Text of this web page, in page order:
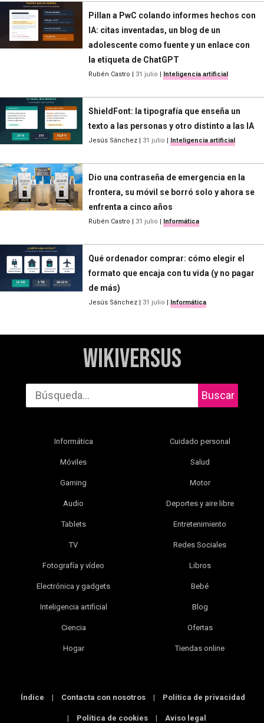
Pillan a PwC colando informes hechos con
IA: citas inventadas, un blog de un
adolescente como fuente y un enlace con
la etiqueta de ChatGPT
Rubén Castro 31 julio Inteligencia artificial
ShieldFont: la tipografía que enseña un
texto a las personas y otro distinto a las IA
Jesús Sánchez 31 julio Inteligencia artificial
Dio una contraseña de emergencia en la
frontera, su móvil se borró solo y ahora se
enfrenta a cinco años
Rubén Castro 31 julio Informática
Qué ordenador comprar: cómo elegir el
formato que encaja con tu vida (y no pagar
de más)
Jesús Sánchez 31 julio Informática
WikiVersus
Buscar
Informática
Móviles
Gaming
Audio
Tablets
TV
Fotografía y vídeo
Electrónica y gadgets
Inteligencia artificial
Ciencia
Hogar
Cuidado personal
Salud
Motor
Deportes y aire libre
Entretenimiento
Redes Sociales
Libros
Bebé
Blog
Ofertas
Tiendas online
Índice | Contacta con nosotros | Política de privacidad
| Política de cookies | Aviso legal